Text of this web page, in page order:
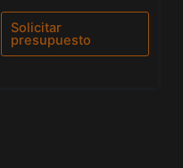
5.00
de 5
Solicitar
presupuesto